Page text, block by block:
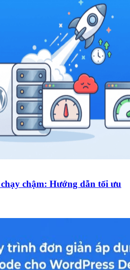
chậm: Hướng dẫn tối ưu